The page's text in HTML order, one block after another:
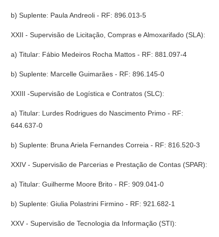
b) Suplente: Paula Andreoli - RF: 896.013-5
XXII - Supervisão de Licitação, Compras e Almoxarifado (SLA):
a) Titular: Fábio Medeiros Rocha Mattos - RF: 881.097-4
b) Suplente: Marcelle Guimarães - RF: 896.145-0
XXIII -Supervisão de Logística e Contratos (SLC):
a) Titular: Lurdes Rodrigues do Nascimento Primo - RF:
644.637-0
b) Suplente: Bruna Ariela Fernandes Correia - RF: 816.520-3
XXIV - Supervisão de Parcerias e Prestação de Contas (SPAR):
a) Titular: Guilherme Moore Brito - RF: 909.041-0
b) Suplente: Giulia Polastrini Firmino - RF: 921.682-1
XXV - Supervisão de Tecnologia da Informação (STI):